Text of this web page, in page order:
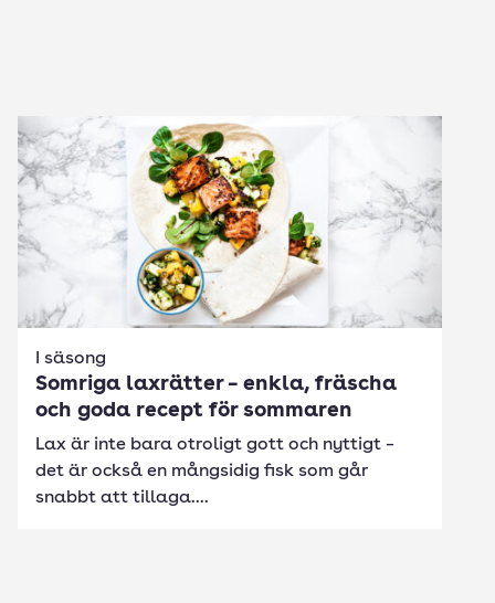
I säsong
Somriga laxrätter – enkla, fräscha
och goda recept för sommaren
Lax är inte bara otroligt gott och nyttigt –
det är också en mångsidig fisk som går
snabbt att tillaga....